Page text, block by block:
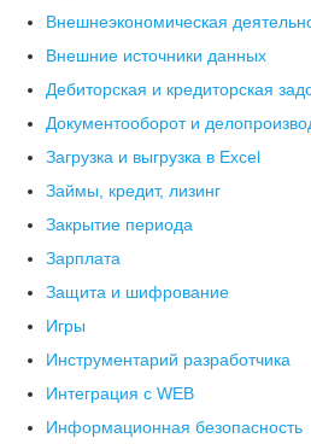
Внешнеэкономическая
Внешние источники данных
Дебиторская и кредиторская
Документооборот и
Загрузка и выгрузка в Excel
Займы, кредит, лизинг
Закрытие периода
Зарплата
Защита и шифрование
Игры
Инструментарий разработчика
Интеграция с WEB
Информационная безопасность